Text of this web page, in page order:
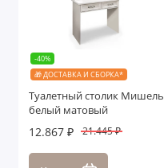
-40%
🎁 ДОСТАВКА И СБОРКА*
Туалетный столик Мишель
белый матовый
12.867 ₽ 21.445 ₽